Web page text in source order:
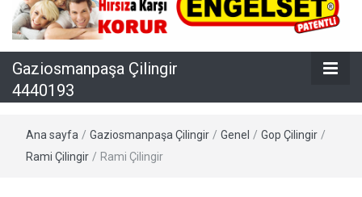
Gaziosmanpaşa Çilingir
4440193
Ana sayfa / Gaziosmanpaşa Çilingir / Genel / Gop Çilingir /
Rami Çilingir / Rami Çilingir